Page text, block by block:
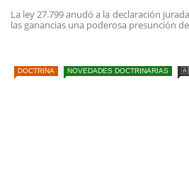
La ley 27.799 anudó a la declaración
las ganancias una poderosa presunción
DOCTRINA NOVEDADES DOCTRINARIAS